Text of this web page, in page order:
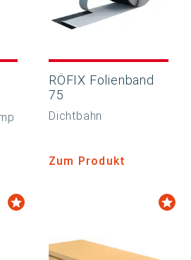
RÖFIX Folienband
75
Dichtbahn
Zum Produkt